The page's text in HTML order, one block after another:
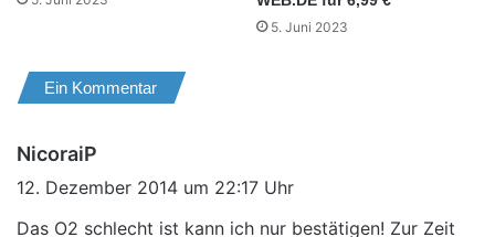
5. Juni 2023
Ein Kommentar
NicoraiP
a
12. Dezember 2014 um 22:17 Uhr
Das O2 schlecht ist kann ich nur bestätigen! Zur Zeit